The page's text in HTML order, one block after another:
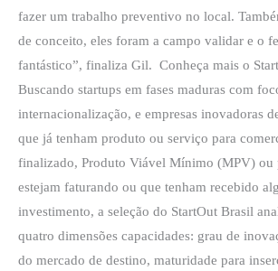
fazer um trabalho preventivo no local.
de conceito, eles foram a campo validar e o
fantástico”, finaliza Gil. Conheça mais o
Buscando startups em fases maduras com
internacionalização, e empresas inovadoras
que já tenham produto ou serviço para
finalizado, Produto Viável Mínimo (MPV) ou
estejam faturando ou que tenham recebido
investimento, a seleção do StartOut Brasil
quatro dimensões capacidades: grau de
do mercado de destino, maturidade para